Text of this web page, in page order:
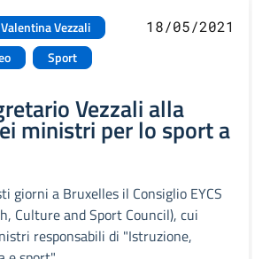
Vezzali
Sport
18/05/2021
Vezzali alla
ministri per lo sport a
giorni a Bruxelles il Consiglio EYCS
Culture and Sport Council), cui
responsabili di "Istruzione,